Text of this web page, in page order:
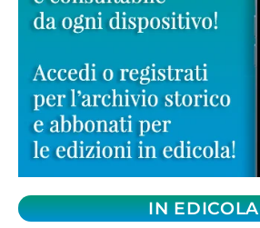
IN EDICOLA